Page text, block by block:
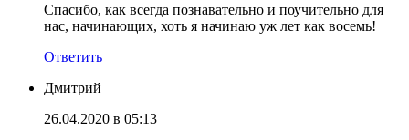
Спасибо, как всегда познавательно и поучительно для
нас, начинающих, хоть я начинаю уж лет как восемь!
Ответить
Дмитрий
26.04.2020 в 05:13